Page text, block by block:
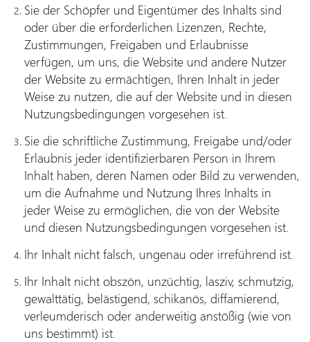
Sie der Schöpfer und Eigentümer des Inhalts sind
oder über die erforderlichen Lizenzen, Rechte,
Zustimmungen, Freigaben und Erlaubnisse
verfügen, um uns, die Website und andere Nutzer
der Website zu ermächtigen, Ihren Inhalt in jeder
Weise zu nutzen, die auf der Website und in diesen
Nutzungsbedingungen vorgesehen ist.
Sie die schriftliche Zustimmung, Freigabe und/oder
Erlaubnis jeder identifizierbaren Person in Ihrem
Inhalt haben, deren Namen oder Bild zu verwenden,
um die Aufnahme und Nutzung Ihres Inhalts in
jeder Weise zu ermöglichen, die von der Website
und diesen Nutzungsbedingungen vorgesehen ist.
Ihr Inhalt nicht falsch, ungenau oder irreführend ist.
Ihr Inhalt nicht obszön, unzüchtig, lasziv, schmutzig,
gewalttätig, belästigend, schikanös, diffamierend,
verleumderisch oder anderweitig anstößig (wie von
uns bestimmt) ist.